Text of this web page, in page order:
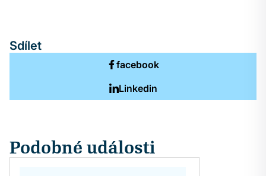
Sdílet
facebook
Linkedin
Podobné události